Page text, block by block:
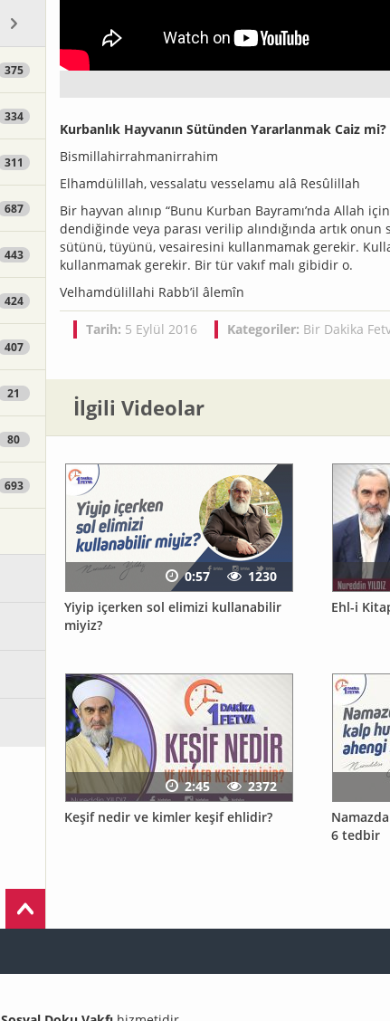
375
334
311
687
443
424
407
21
80
693
Kurbanlık Hayvanın Sütünden Yararlanmak Caiz mi?
Bismillahirrahmanirrahim
Elhamdülillah, vessalatu vesselamu alâ Resûlillah
Bir hayvan alınıp “Bunu Kurban Bayramı’nda Allah
dendiğinde veya parası verilip alındığında artık
sütünü, tüyünü, vesairesini kullanmamak gerekir.
kullanmamak gerekir. Bir tür vakıf malı gibidir o.
Velhamdülillahi Rabb’il âlemîn
Tarih: 5 Eylül 2016 Kategoriler: Bir Dakika
İlgili Videolar
Yiyip içerken sol elimizi kullanabilir
miyiz?
0:57
1230
Ehl-i
Keşif nedir ve kimler keşif ehlidir?
2:45
2372
6 tedbir